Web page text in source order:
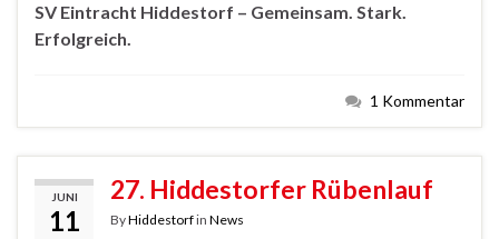
SV Eintracht Hiddestorf – Gemeinsam. Stark.
Erfolgreich.
1 Kommentar
JUNI
11
27. Hiddestorfer Rübenlauf
ByHiddestorfin News